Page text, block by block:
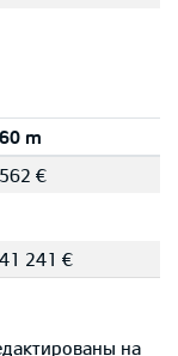
60 m
562 €
41 241 €
на